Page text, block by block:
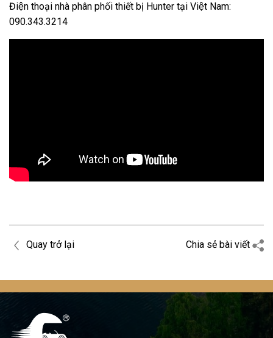
Điện thoại nhà phân phối thiết bị Hunter tại Việt Nam:
090.343.3214
Quay trở lại Chia sẻ bài viết